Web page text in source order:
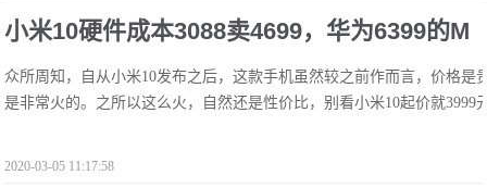
小米10硬件成本3088卖4699，华为6399的M
ate30 5G成本是多少？
众所周知，自从小米10发布之后，这款手机虽然较之前作而言，价格是
是非常火的。之所以这么火，自然还是性价比，别看小米10起价就3999
2020-03-05 11:17:58